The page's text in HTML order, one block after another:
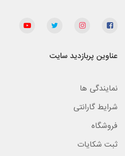
عناوین پربازدید سایت
نمایندگی ها
شرایط گارانتی
فروشگاه
ثبت شکایات